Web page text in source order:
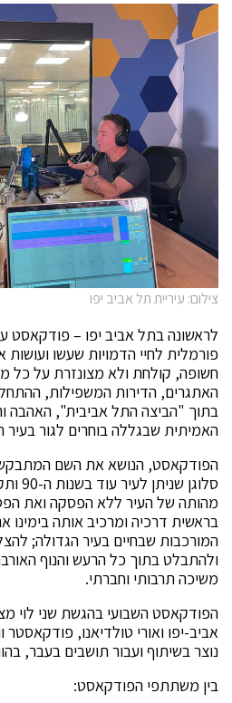
צילום: עיריית תל אביב יפו
לראשונה בתל אביב יפו – פודקאסט
פורמלית לחיי הדמויות שעשו
חשופה, קולחת ולא מצונזרת על כל
האתגרים, הדירות המשפילות,
בתוך "הביצה התל אביבית", האהבה
האמיתית שבגללה בוחרים לגור
הפודקאסט, הנושא את השם
מהותה של העיר ללא הפסקה ואת
בראשית דרכיה ומרכיב אותה בימינו
המורכבות שבחיים בעיר הגדולה;
ולהתבלט בתוך כל הרעש והנוף
משיכה תרבותי וחברתי.
הפודקאסט השבועי בהגשת שני לוי
אביב-יפו ואורי טולדיאנו, פודקאסטר
נוצר בשיתוף ועבור תושבים בעבר,
בין משתתפי הפודקאסט: